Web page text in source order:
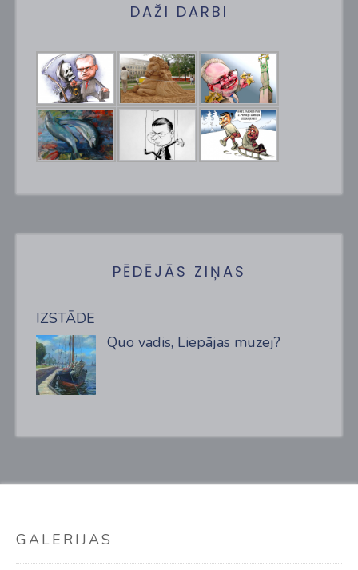
DAŽI DARBI
PĒDĒJĀS ZIŅAS
IZSTĀDE
Quo vadis, Liepājas muzej?
GALERIJAS